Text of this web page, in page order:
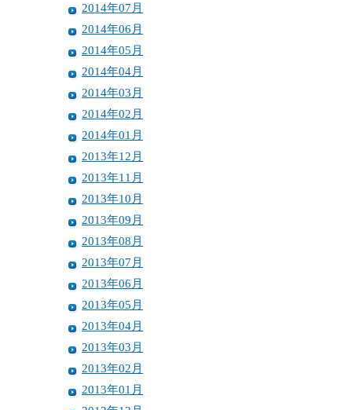
2014年07月
2014年06月
2014年05月
2014年04月
2014年03月
2014年02月
2014年01月
2013年12月
2013年11月
2013年10月
2013年09月
2013年08月
2013年07月
2013年06月
2013年05月
2013年04月
2013年03月
2013年02月
2013年01月